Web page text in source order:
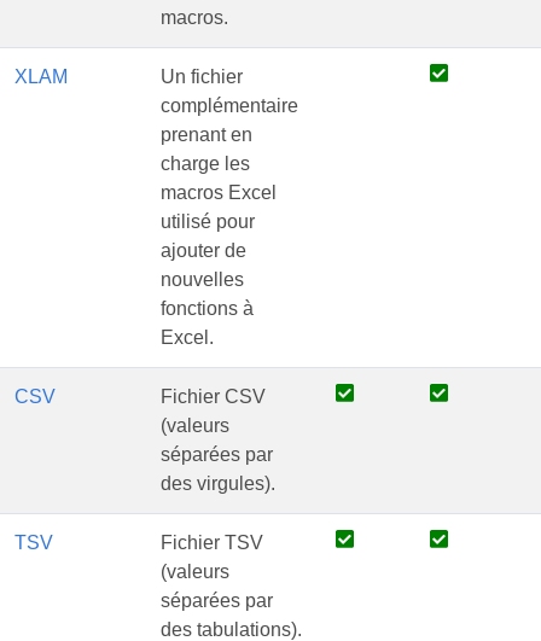
macros.
XLAM
Un fichier
complémentaire
prenant en
charge les
macros Excel
utilisé pour
ajouter de
nouvelles
fonctions à
Excel.
CSV
Fichier CSV
(valeurs
séparées par
des virgules).
TSV
Fichier TSV
(valeurs
séparées par
des tabulations).